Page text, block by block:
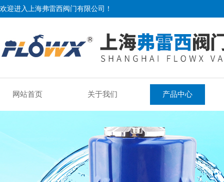
欢迎进入上海弗雷西阀门有限公司！
网站首页 关于我们 产品中心